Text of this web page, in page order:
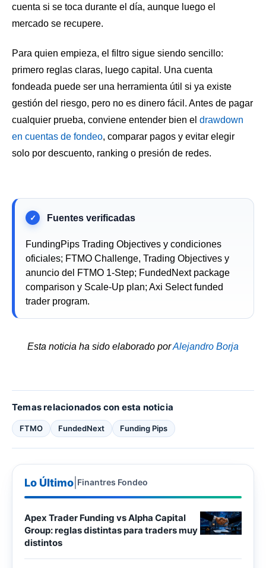
cuenta si se toca durante el día, aunque luego el
mercado se recupere.
Para quien empieza, el filtro sigue siendo sencillo:
primero reglas claras, luego capital. Una cuenta
fondeada puede ser una herramienta útil si ya existe
gestión del riesgo, pero no es dinero fácil. Antes de pagar
cualquier prueba, conviene entender bien el drawdown
en cuentas de fondeo, comparar pagos y evitar elegir
solo por descuento, ranking o presión de redes.
FundingPips Trading Objectives y condiciones
oficiales; FTMO Challenge, Trading Objectives y
anuncio del FTMO 1-Step; FundedNext package
comparison y Scale-Up plan; Axi Select funded
trader program.
Esta noticia ha sido elaborado porAlejandro Borja
Temas relacionados con esta noticia
FTMO FundedNext Funding Pips
Lo Último Finantres Fondeo
Apex Trader Funding vs Alpha Capital
Group: reglas distintas para traders muy
distintos